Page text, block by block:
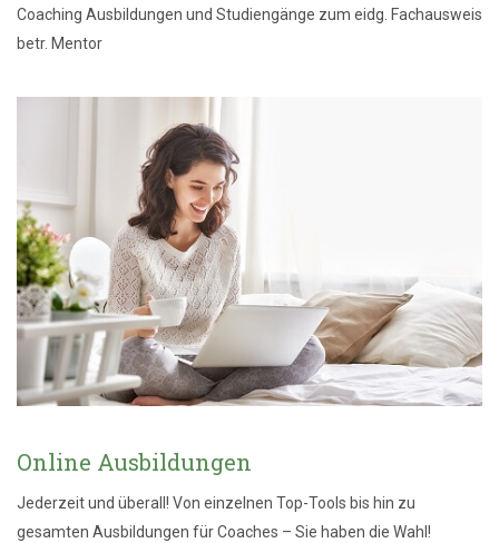
Coaching Ausbildungen und Studiengänge zum eidg. Fachausweis
betr. Mentor
Online Ausbildungen
Jederzeit und überall! Von einzelnen Top-Tools bis hin zu
gesamten Ausbildungen für Coaches – Sie haben die Wahl!